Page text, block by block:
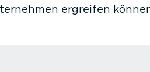
ergreifen